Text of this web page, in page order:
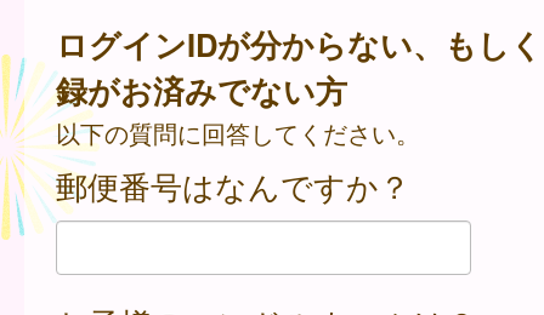
ログインIDが分からない、もし
録がお済みでない方
以下の質問に回答してください。
郵便番号はなんですか？